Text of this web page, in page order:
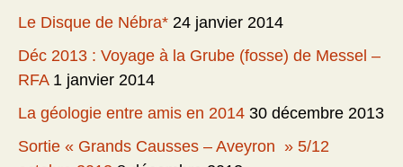
Le Disque de Nébra* 24 janvier 2014
Déc 2013 : Voyage à la Grube (fosse) de Messel –
RFA 1 janvier 2014
La géologie entre amis en 2014 30 décembre 2013
Sortie « Grands Causses – Aveyron » 5/12